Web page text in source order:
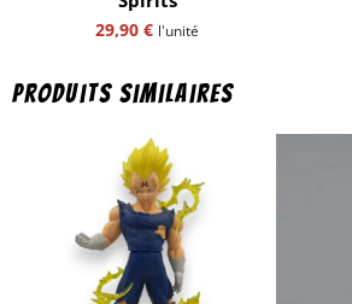
29,90 € l'unité
Produits similaires